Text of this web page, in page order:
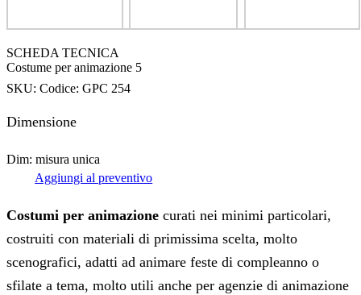
SCHEDA TECNICA
Costume per animazione 5
SKU: Codice: GPC 254
Dimensione
Dim: misura unica
Aggiungi al preventivo
Costumi per animazione curati nei minimi particolari,
costruiti con materiali di primissima scelta, molto
scenografici, adatti ad animare feste di compleanno o
sfilate a tema, molto utili anche per agenzie di animazione